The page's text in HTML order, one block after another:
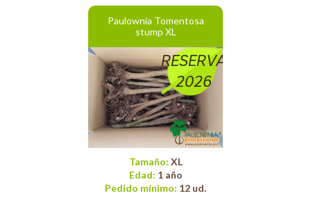
Paulownia Tomentosa
stump XL
RESERVA
2026
Tamaño: XL
Edad: 1 año
Pedido mínimo: 12 ud.